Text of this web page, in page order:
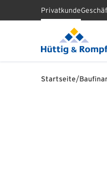
Privatkunde
Startseite/